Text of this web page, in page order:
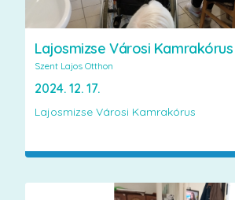
Lajosmizse Városi Kamrakórus
Szent Lajos Otthon
2024. 12. 17.
Lajosmizse Városi Kamrakórus